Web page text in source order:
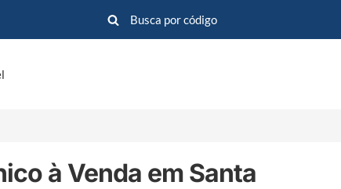
à Venda em Santa